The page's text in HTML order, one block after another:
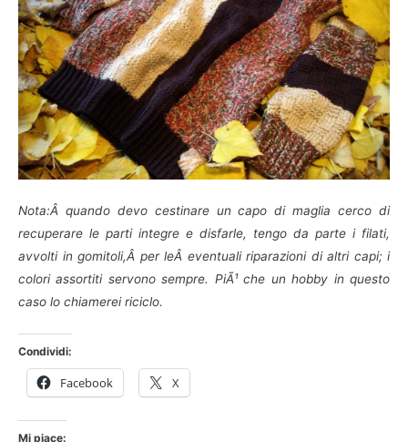
Nota:Â quando devo cestinare un capo di maglia cerco di
recuperare le parti integre e disfarle, tengo da parte i filati,
avvolti in gomitoli,Â per leÂ eventuali riparazioni di altri capi; i
colori assortiti servono sempre. PiÃ¹ che un hobby in questo
caso lo chiamerei riciclo.
Condividi:
Facebook X
Mi piace: